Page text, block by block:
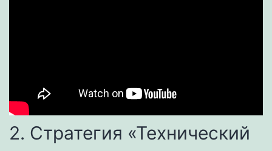
2. Стратегия «Технический